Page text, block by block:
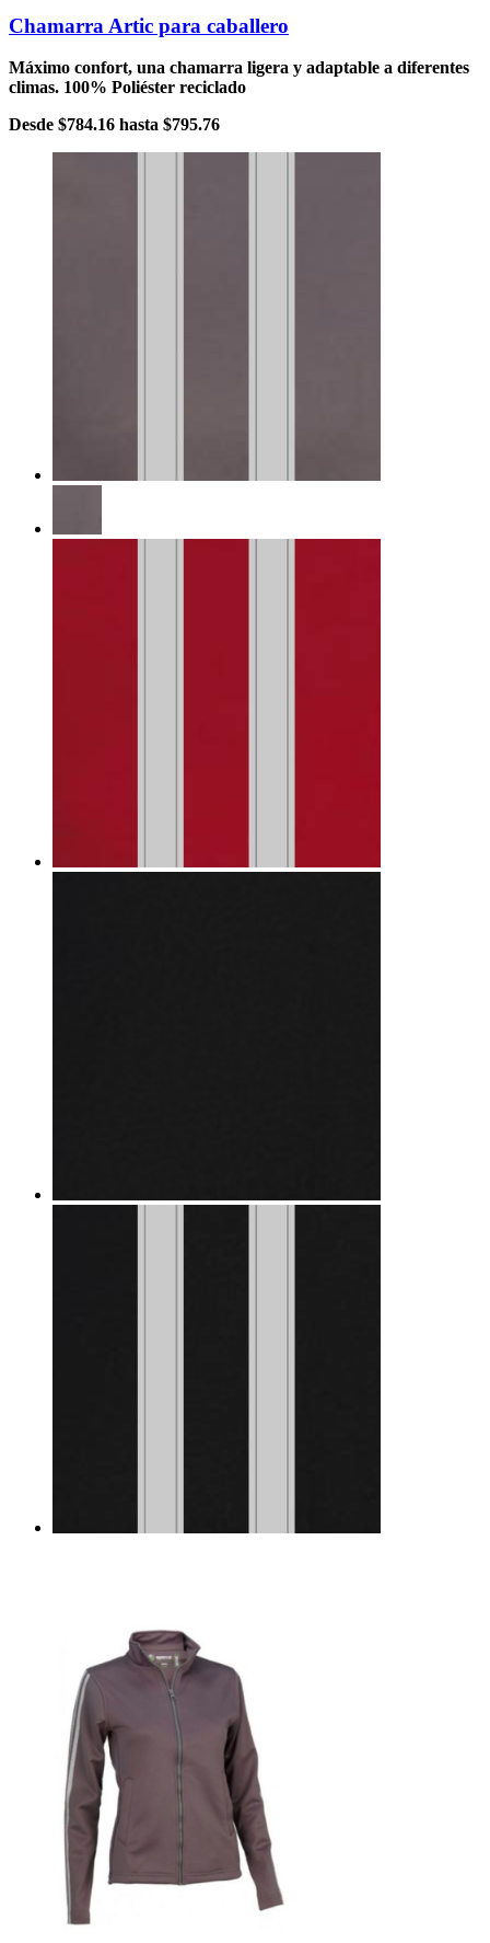
Chamarra Artic para caballero
Máximo confort, una chamarra ligera y adaptable a diferentes
climas. 100% Poliéster reciclado
Desde $784.16 hasta $795.76